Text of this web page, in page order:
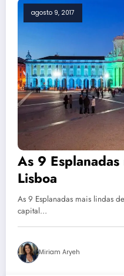
agosto 9, 2017
As 9
Lisboa
As 9 Esplanadas mais lindas
capital…
Miriam Aryeh